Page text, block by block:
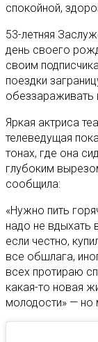
спокойной,
53-летняя
день своего
своим
поездки
обеззараживать
Яркая актриса
телеведущая
тонах, где она
глубоким
сообщила:
«Нужно пить
надо не вдыхать
если честно,
все обшлага,
всех протираю
какая-то новая
молодости» — но